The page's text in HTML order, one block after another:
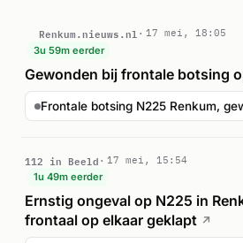
Renkum.nieuws.nl
17 mei, 18:05
3u 59m eerder
Gewonden bij frontale botsing
Frontale botsing N225 Renkum,
112 in Beeld
17 mei, 15:54
1u 49m eerder
Ernstig ongeval op N225 in
frontaal op elkaar geklapt ↗